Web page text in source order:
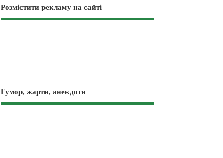
Розмістити рекламу на сайті
Гумор, жарти, анекдоти